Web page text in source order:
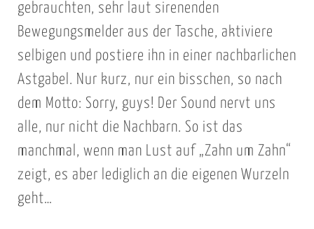
gebrauchten, sehr laut sirenenden
Bewegungsmelder aus der Tasche, aktiviere
selbigen und postiere ihn in einer nachbarlichen
Astgabel. Nur kurz, nur ein bisschen, so nach
dem Motto: Sorry, guys! Der Sound nervt uns
alle, nur nicht die Nachbarn. So ist das
manchmal, wenn man Lust auf „Zahn um Zahn“
zeigt, es aber lediglich an die eigenen Wurzeln
geht…